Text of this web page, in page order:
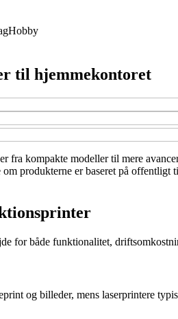
Hobby
til hjemmekontoret
kompakte modeller til mere
produkterne er baseret på
for både funktionalitet,
og billeder, mens laserprintere